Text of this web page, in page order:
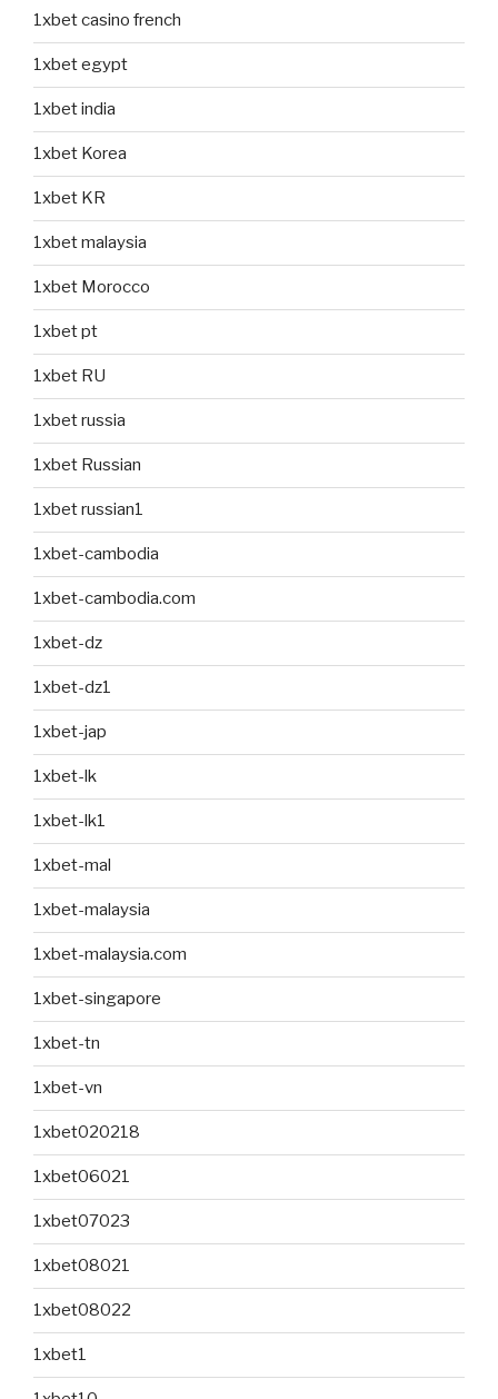
1xbet casino french
1xbet egypt
1xbet india
1xbet Korea
1xbet KR
1xbet malaysia
1xbet Morocco
1xbet pt
1xbet RU
1xbet russia
1xbet Russian
1xbet russian1
1xbet-cambodia
1xbet-cambodia.com
1xbet-dz
1xbet-dz1
1xbet-jap
1xbet-lk
1xbet-lk1
1xbet-mal
1xbet-malaysia
1xbet-malaysia.com
1xbet-singapore
1xbet-tn
1xbet-vn
1xbet020218
1xbet06021
1xbet07023
1xbet08021
1xbet08022
1xbet1